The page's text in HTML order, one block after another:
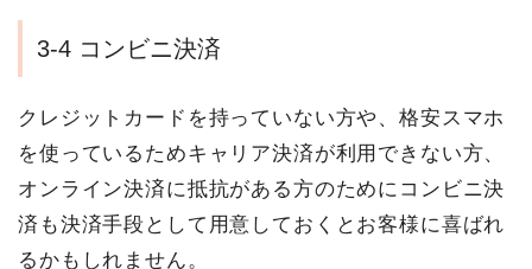
3-4 コンビニ決済
クレジットカードを持っていない方や、格安スマホ
を使っているためキャリア決済が利用できない方、
オンライン決済に抵抗がある方のためにコンビニ決
済も決済手段として用意しておくとお客様に喜ばれ
るかもしれません。